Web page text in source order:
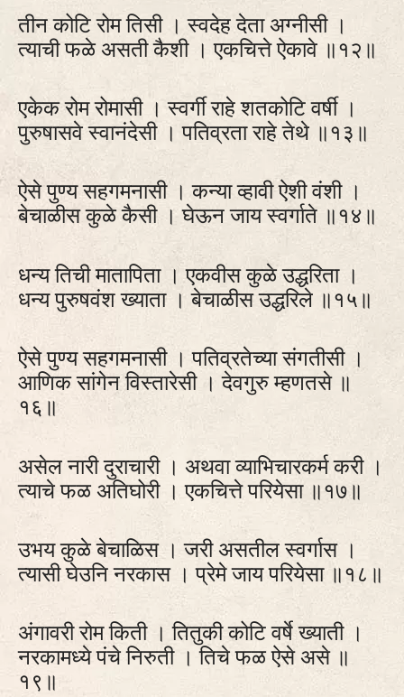
तीन कोटि रोम तिसी । स्वदेह देता अग्नीसी ।
त्याची फळे असती कैशी । एकचित्ते ऐकावे ॥१२॥
एकेक रोम रोमासी । स्वर्गी राहे शतकोटि वर्षी ।
पुरुषासवे स्वानंदेसी । पतिव्रता राहे तेथे ॥१३॥
ऐसे पुण्य सहगमनासी । कन्या व्हावी ऐशी वंशी ।
बेचाळीस कुळे कैसी । घेऊन जाय स्वर्गाते ॥१४॥
धन्य तिची मातापिता । एकवीस कुळे उद्धरिता ।
धन्य पुरुषवंश ख्याता । बेचाळीस उद्धरिले ॥१५॥
ऐसे पुण्य सहगमनासी । पतिव्रतेच्या संगतीसी ।
आणिक सांगेन विस्तारेसी । देवगुरु म्हणतसे ॥
१६॥
असेल नारी दुराचारी । अथवा व्याभिचारकर्म करी ।
त्याचे फळ अतिघोरी । एकचित्ते परियेसा ॥१७॥
उभय कुळे बेचाळिस । जरी असतील स्वर्गास ।
त्यासी घेउनि नरकास । प्रेमे जाय परियेसा ॥१८॥
अंगावरी रोम किती । तितुकी कोटि वर्षे ख्याती ।
नरकामध्ये पंचे निरुती । तिचे फळ ऐसे असे ॥
१९॥